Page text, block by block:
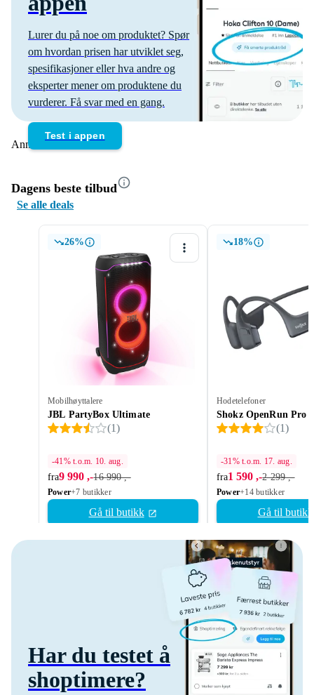
Lurer du på noe om produktet? Spør
om hvordan prisen har utviklet seg,
spesifikasjoner eller hva andre og
eksperter mener om produktene du
vurderer. Få svar med en gang.
Test i appen
Annonse
Dagens beste tilbud
Se alle deals
26%
Mobilhøyttalere
JBL PartyBox Ultimate
(1)
-41% t.o.m. 10. aug.
fra9 990 ,-16 990 ,-
Power+7 butikker
Gå til butikk
18%
Hodetelefoner
Shokz OpenRun Pro 2
(1)
-31% t.o.m. 17. aug.
fra1 590 ,-2 299 ,-
Power+14 butikker
Gå til butikk
Har du testet å
shoptimere?